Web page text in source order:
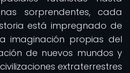
sorprendentes, cada
está impregnado de
imaginación propias del
de nuevos mundos y
extraterrestres